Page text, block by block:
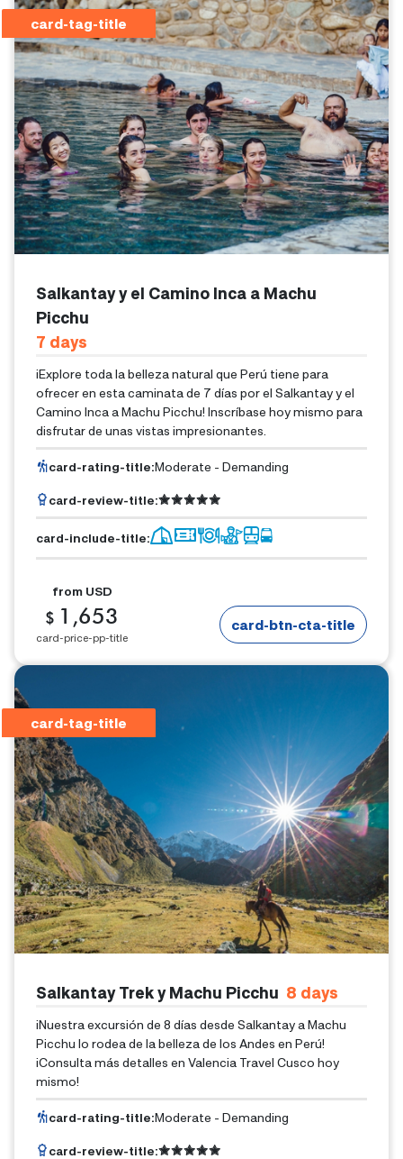
card-tag-title
Salkantay y el Camino Inca a Machu
Picchu
7 Days
¡Explore toda la belleza natural que Perú tiene para
ofrecer en esta caminata de 7 días por el Salkantay y el
Camino Inca a Machu Picchu! Inscríbase hoy mismo para
disfrutar de unas vistas impresionantes.
card-rating-title:Moderate - Demanding
card-review-title:
card-include-title:
from USD
$ 1,653
card-price-pp-title
card-btn-cta-title
card-tag-title
Salkantay Trek y Machu Picchu 8 Days
¡Nuestra excursión de 8 días desde Salkantay a Machu
Picchu lo rodea de la belleza de los Andes en Perú!
¡Consulta más detalles en Valencia Travel Cusco hoy
mismo!
card-rating-title:Moderate - Demanding
card-review-title: